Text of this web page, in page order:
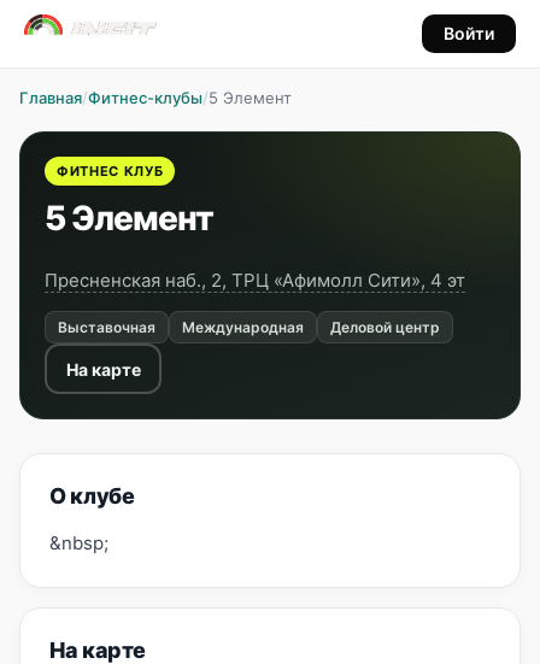
Войти
Главная/Фитнес-клубы/5 Элемент
ФИТНЕС КЛУБ
5 Элемент
Пресненская наб., 2, ТРЦ «Афимолл Сити», 4 эт
Выставочная Международная Деловой центр
На карте
О клубе
&nbsp;
На карте